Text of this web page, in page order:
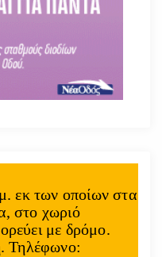
εκ των οποίων στα
στο χωριό
με δρόμο.
Τηλέφωνο: